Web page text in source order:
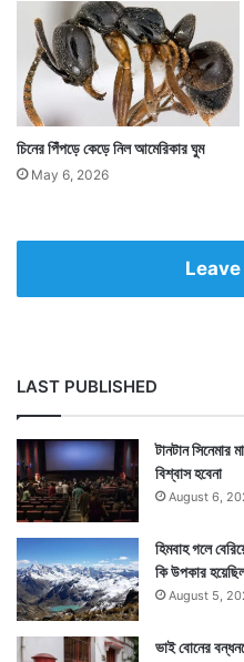
চিনের পিঁপড়ে কেড়ে নিল আমেরিকার ঘুম
May 6, 2026
LAST PUBLISHED
টানটান সিনেমার
বিশ্বাস হবেনা
August 6,
হিমবাহ গলে
কি উপকার
August 5,
ভাই বোনের